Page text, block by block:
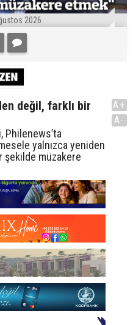
2026
değil, farklı bir
Philenews’ta
yalnızca yeniden
şekilde müzakere
A+
A-